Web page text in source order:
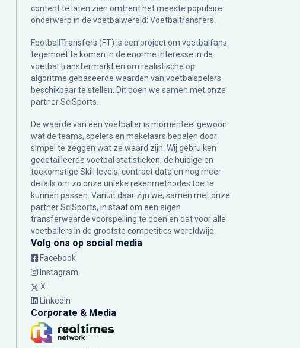
content te laten zien omtrent het meeste populaire
onderwerp in de voetbalwereld: Voetbaltransfers.
FootballTransfers (FT) is een project om voetbalfans
tegemoet te komen in de enorme interesse in de
voetbal transfermarkt en om realistische op
algoritme gebaseerde waarden van voetbalspelers
beschikbaar te stellen. Dit doen we samen met onze
partnerSciSports
De waarde van een voetballer is momenteel gewoon
wat de teams, spelers en makelaars bepalen door
simpel te zeggen wat ze waard zijn. Wij gebruiken
gedetailleerde voetbal statistieken, de huidige en
toekomstige Skill levels, contract data en nog meer
details om zo onze unieke rekenmethodes toe te
kunnen passen. Vanuit daar zijn we, samen met onze
partner SciSports, in staat om een eigen
transferwaarde voorspelling te doen en dat voor alle
voetballers in de grootste competities wereldwijd.
Volg ons op social media
Facebook
Instagram
X
LinkedIn
Corporate & Media